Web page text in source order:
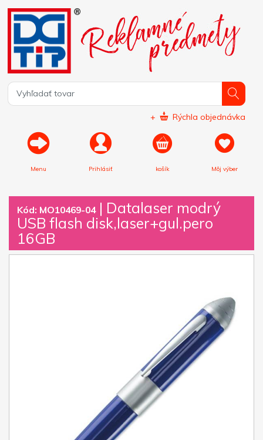
+ Rýchla objednávka
Menu Prihlásiť košík Môj výber
Kód: MO10469-04| Datalaser modrý
USB flash disk,laser+gul.pero
16GB